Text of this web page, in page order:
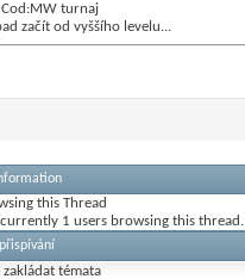
turnaj
začít od vyššího levelu...
this Thread
1 users browsing this thread.
zakládat témata